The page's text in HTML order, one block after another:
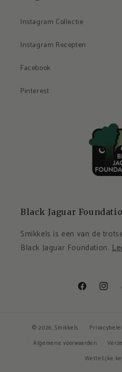
Instagram Collectie
Instagram Recepten
Facebook
Pinterest
Black Jaguar
Smikkels is een van de
Black Jaguar Foundation.
Facebook
© 2026,Smikkels
Algemene voorwaarden
Wettelijke